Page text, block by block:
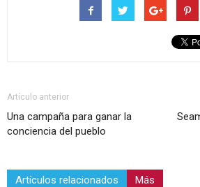
Artículo anterior
Una campaña para ganar la
conciencia del pueblo
Artículos relacionados Más